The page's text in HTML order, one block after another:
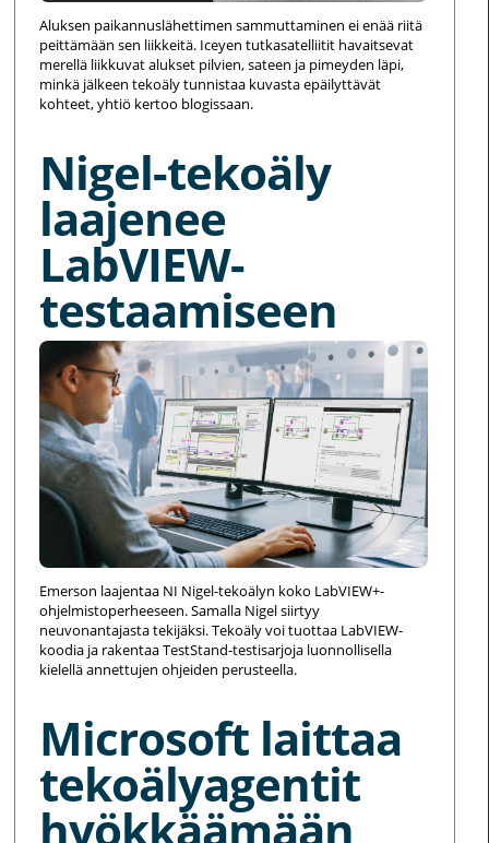
Aluksen paikannuslähettimen sammuttaminen ei enää riitä
peittämään sen liikkeitä. Iceyen tutkasatelliitit havaitsevat
merellä liikkuvat alukset pilvien, sateen ja pimeyden läpi,
minkä jälkeen tekoäly tunnistaa kuvasta epäilyttävät
kohteet, yhtiö kertoo blogissaan.
Nigel-tekoäly
laajenee
LabVIEW-
testaamiseen
Emerson laajentaa NI Nigel-tekoälyn koko LabVIEW+-
ohjelmistoperheeseen. Samalla Nigel siirtyy
neuvonantajasta tekijäksi. Tekoäly voi tuottaa LabVIEW-
koodia ja rakentaa TestStand-testisarjoja luonnollisella
kielellä annettujen ohjeiden perusteella.
Microsoft laittaa
tekoälyagentit
hyökkäämään